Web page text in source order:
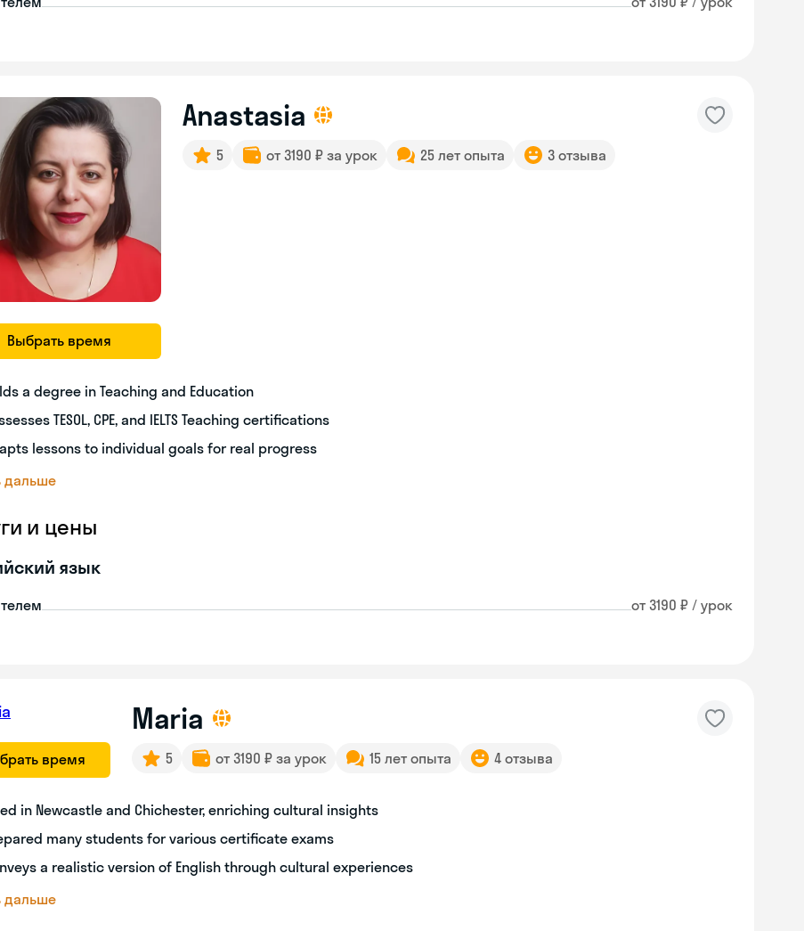
Выбрать время
Anastasia
5 от 3190 ₽ за урок 25 лет опыта 3 отзыва
a degree in Teaching and Education
TESOL, CPE, and IELTS Teaching certifications
lessons to individual goals for real progress
дальше
и цены
язык
от 3190 ₽ / урок
время
Maria
5 от 3190 ₽ за урок 15 лет опыта 4 отзыва
in Newcastle and Chichester, enriching cultural insights
many students for various certificate exams
a realistic version of English through cultural experiences
дальше